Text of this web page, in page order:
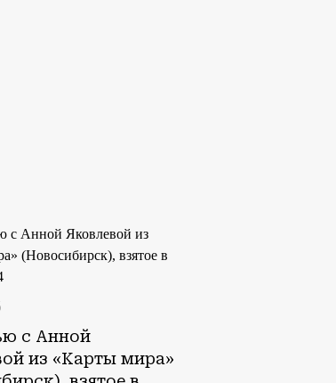
с Анной
из «Карты мира»